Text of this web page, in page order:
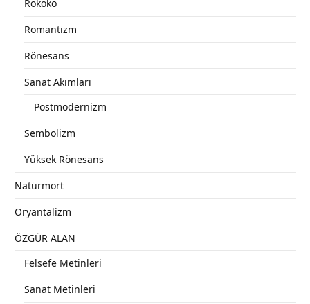
Rokoko
Romantizm
Rönesans
Sanat Akımları
Postmodernizm
Sembolizm
Yüksek Rönesans
Natürmort
Oryantalizm
ÖZGÜR ALAN
Felsefe Metinleri
Sanat Metinleri